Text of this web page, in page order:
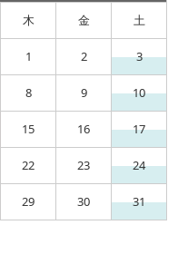
木 金 土
1 2 3
8 9 10
15 16 17
22 23 24
29 30 31